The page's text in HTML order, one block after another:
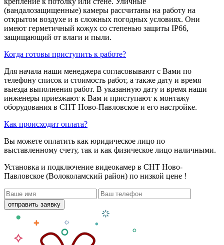
(вандалозащищенные) камеры рассчитаны на работу на
открытом воздухе и в сложных погодных условиях. Они
имеют герметичный кожух со степенью защиты IP66,
защищающий от влаги и пыли.
Когда готовы приступить к работе?
Для начала наши менеджера согласовывают с Вами по
телефону список и стоимость работ, а также дату и время
выезда выполнения работ. В указанную дату и время наши
инженеры приезжают к Вам и приступают к монтажу
оборудования в СНТ Ново-Павловское и его настройке.
Как происходит оплата?
Вы можете оплатить как юридическое лицо по
выставленному счету, так и как физическое лицо наличными.
Установка и подключение видеокамер в СНТ Ново-
Павловское (Волоколамский район) по низкой цене !
отправить заявку